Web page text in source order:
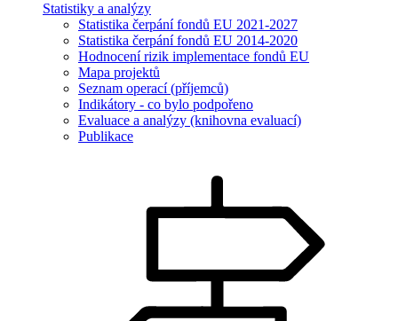
Statistiky a analýzy
Statistika čerpání fondů EU 2021-2027
Statistika čerpání fondů EU 2014-2020
Hodnocení rizik implementace fondů EU
Mapa projektů
Seznam operací (příjemců)
Indikátory - co bylo podpořeno
Evaluace a analýzy (knihovna evaluací)
Publikace